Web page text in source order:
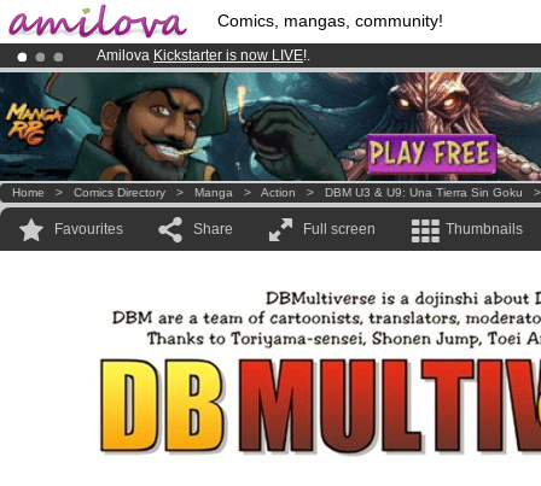
Comics, mangas, community!
Amilova Kickstarter is now LIVE!.
Premium membership from3.95 eurosper month !Get membership
Already 100000membersand 1000 comics & mangas!.
Home > Comics Directory > Manga > Action > DBM U3 & U9: Una Tierra Sin Goku
Favourites Share Full screen Thumbnails